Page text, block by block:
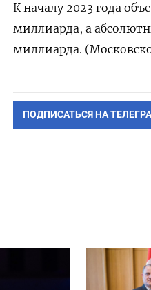
К началу 2023 года
миллиарда, а
миллиарда.
ПОДПИСАТЬСЯ НА